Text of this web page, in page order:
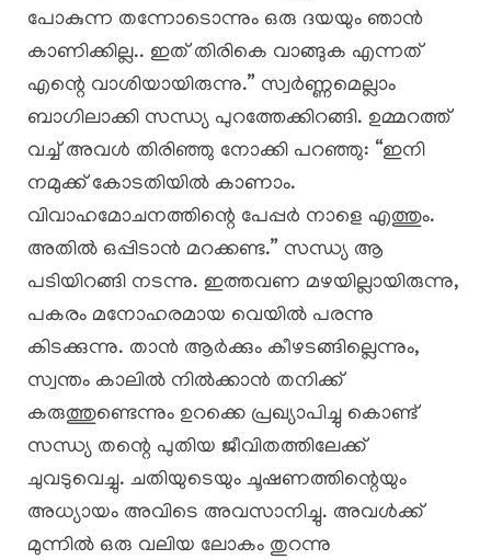
പോകുന്ന തന്നോടൊന്നും ഒരു ദയയും ഞാൻ
കാണിക്കില്ല.. ഇത് തിരികെ വാങ്ങുക എന്നത്
എന്റെ വാശിയായിരുന്നു.” ​സ്വർണ്ണമെല്ലാം
ബാഗിലാക്കി സന്ധ്യ പുറത്തേക്കിറങ്ങി. ഉമ്മറത്ത്
വച്ച് അവൾ തിരിഞ്ഞു നോക്കി പറഞ്ഞു: “ഇനി
നമുക്ക് കോടതിയിൽ കാണാം.
വിവാഹമോചനത്തിന്റെ പേപ്പർ നാളെ എത്തും.
അതിൽ ഒപ്പിടാൻ മറക്കണ്ട.” സന്ധ്യ ആ
പടിയിറങ്ങി നടന്നു. ഇത്തവണ മഴയില്ലായിരുന്നു,
പകരം മനോഹരമായ വെയിൽ പരന്നു
കിടക്കുന്നു. താൻ ആർക്കും കീഴടങ്ങില്ലെന്നും,
സ്വന്തം കാലിൽ നിൽക്കാൻ തനിക്ക്
കരുത്തുണ്ടെന്നും ഉറക്കെ പ്രഖ്യാപിച്ചു കൊണ്ട്
സന്ധ്യ തന്റെ പുതിയ ജീവിതത്തിലേക്ക്
ചുവടുവെച്ചു. ചതിയുടെയും ചൂഷണത്തിന്റെയും
അധ്യായം അവിടെ അവസാനിച്ചു. അവൾക്ക്
മുന്നിൽ ഒരു വലിയ ലോകം തുറന്നു